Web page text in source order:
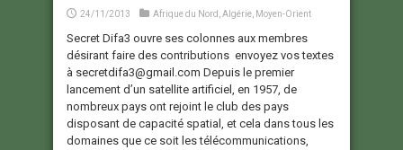
24/11/2013 Afrique du Nord Algérie Moyen-Orient
Secret Difa3 ouvre ses colonnes aux membres
désirant faire des contributions envoyez vos textes
à secretdifa3@gmail.com Depuis le premier
lancement d’un satellite artificiel, en 1957, de
nombreux pays ont rejoint le club des pays
disposant de capacité spatial, et cela dans tous les
domaines que ce soit les télécommunications,